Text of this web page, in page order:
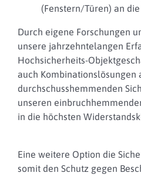
(Fenstern/Türen) an
Durch eigene Forschungen
unsere jahrzehntelangen
Hochsicherheits-
auch Kombinationslösungen
durchschusshemmenden
unseren
in die höchsten
Eine weitere Option die
somit den Schutz gegen